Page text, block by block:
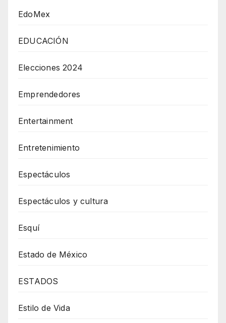
EdoMex
EDUCACIÓN
Elecciones 2024
Emprendedores
Entertainment
Entretenimiento
Espectáculos
Espectáculos y cultura
Esquí
Estado de México
ESTADOS
Estilo de Vida